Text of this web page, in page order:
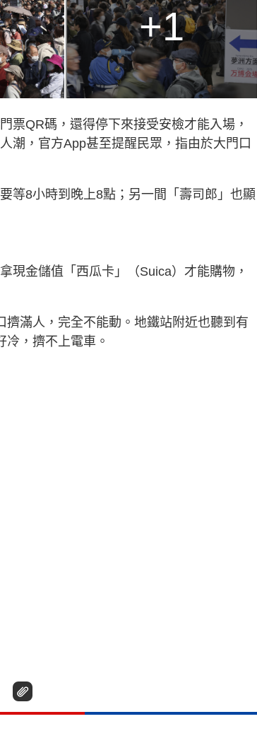
+1
票QR碼，還得停下來接受安檢才能入場，
潮，官方App甚至提醒民眾，指由於大門口
等8小時到晚上8點；另一間「壽司郎」也顯
現金儲值「西瓜卡」（Suica）才能購物，
滿人，完全不能動。地鐵站附近也聽到有
，擠不上電車。